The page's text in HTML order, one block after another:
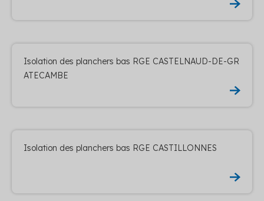
Isolation des planchers bas RGE CASTELNAUD-DE-GR
ATECAMBE
Isolation des planchers bas RGE CASTILLONNES